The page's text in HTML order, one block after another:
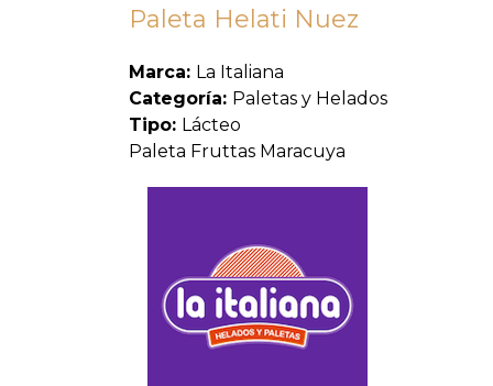
Paleta Helati Nuez
Marca: La Italiana
Categoría: Paletas y Helados
Tipo: Lácteo
Paleta Fruttas Maracuya